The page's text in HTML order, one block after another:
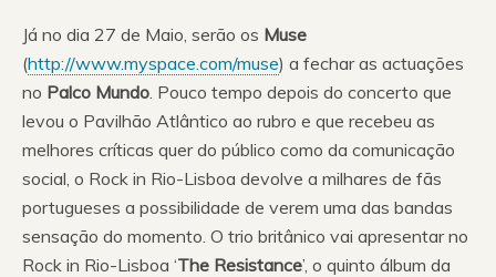
Já no dia 27 de Maio, serão os Muse
(http://www.myspace.com/muse) a fechar as actuações
no Palco Mundo. Pouco tempo depois do concerto que
levou o Pavilhão Atlântico ao rubro e que recebeu as
melhores críticas quer do público como da comunicação
social, o Rock in Rio-Lisboa devolve a milhares de fãs
portugueses a possibilidade de verem uma das bandas
sensação do momento. O trio britânico vai apresentar no
Rock in Rio-Lisboa ‘The Resistance’, o quinto álbum da